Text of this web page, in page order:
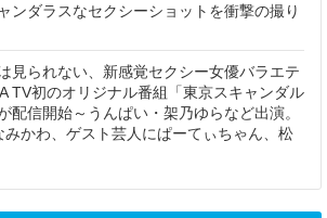
ンダラスなセクシーショットを衝撃の撮り
見られない、新感覚セクシー女優バラエテ
TV初のオリジナル番組「東京スキャンダル
配信開始～うんぱい・架乃ゆらなど出演。
みかわ、ゲスト芸人にぱーてぃちゃん、松